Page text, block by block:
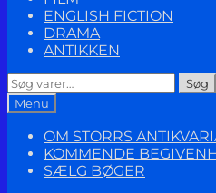
ENGLISH FICTION
DRAMA
ANTIKKEN
Søg
efter:
Søg
Menu
OM STORRS
KOMMENDE
SÆLG BØGER